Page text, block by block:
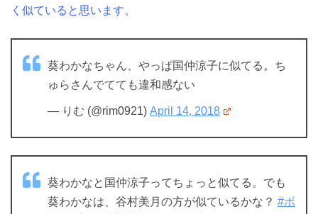
く似ていると思います。
葵わかなちゃん、やっぱ国仲涼子に似てる。ち
ゅらさんでてても違和感ない
— りむ (@rim0921) April 14, 2018
葵わかなと国仲涼子ってちょっと似てる。でも
葵わかなは、谷村美月の方が似ているかな？ #ボ